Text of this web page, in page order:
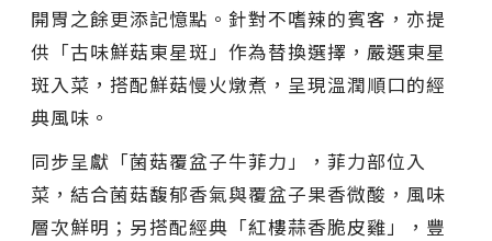
開胃之餘更添記憶點。針對不嗜辣的賓客，亦提
供「古味鮮菇東星斑」作為替換選擇，嚴選東星
斑入菜，搭配鮮菇慢火燉煮，呈現溫潤順口的經
典風味。
同步呈獻「菌菇覆盆子牛菲力」，菲力部位入
菜，結合菌菇馥郁香氣與覆盆子果香微酸，風味
層次鮮明；另搭配經典「紅樓蒜香脆皮雞」，豐